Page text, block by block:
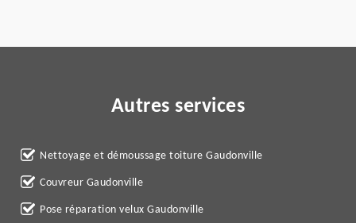
Autres services
Nettoyage et démoussage toiture Gaudonville
Couvreur Gaudonville
Pose réparation velux Gaudonville